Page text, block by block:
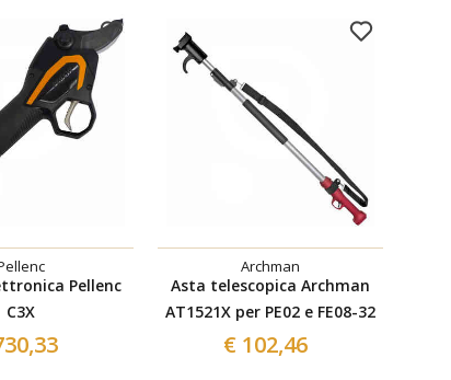
Pellenc
C3X
Archman
Asta telescopica Archman
AT1521X per PE02 e FE08-32
€ 102,46